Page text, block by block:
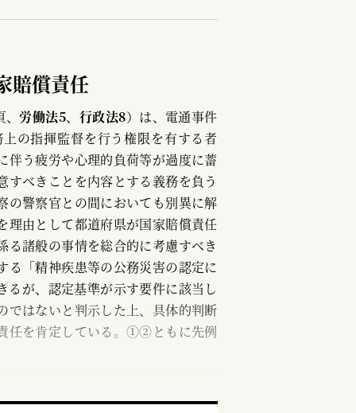
賠償責任
、労働法5、 行政法8）は、電通事件
の指揮監督を行う権限を有する者
伴う疲労や心理的負荷等が過度に蓄
べきことを内容とする義務を負う
警察官との間においても別異に解
由として都道府県が国家賠償責任
る諸般の事情を総合的に考慮すべき
る「精神疾患等の公務災害の認定に
が、認定基準が示す要件に該当し
ではないと判示した上、具体的判断
任を肯定している。①②ともに先例